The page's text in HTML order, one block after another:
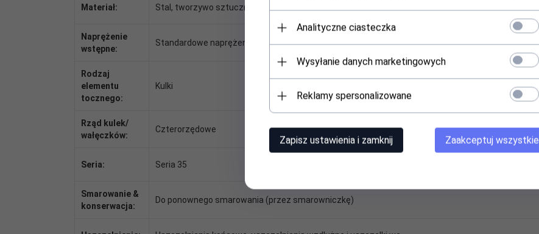
Materiał: Stal, tworzywo sztuczne
Naprężenie
wstępne:
Standardowe naprężenie
Rodzaj
elementu
tocznego:
Kulki
Rząd kulek/
wałęczków:
Czterorzędowe
Seria: Seria 35
Smarowanie &
konserwacja:
Do ponownego smarowania (przez smarowniczkę)
Analityczne ciasteczka
Wysyłanie danych marketingowych
Reklamy spersonalizowane
Zapisz ustawienia i zamknij Zaakceptuj wszystkie